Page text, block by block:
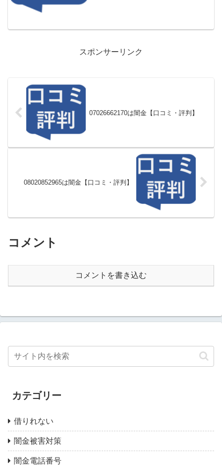
スポンサーリンク
07026662170は闇金【口コミ・評判】
08020852965は闇金【口コミ・評判】
コメント
コメントを書き込む
カテゴリー
借りれない
闇金被害対策
闇金電話番号